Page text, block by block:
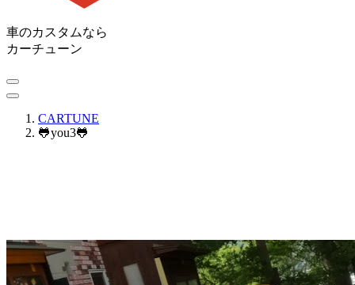
車のカスタムなら
カーチューン
CARTUNE
🐸you3🐸